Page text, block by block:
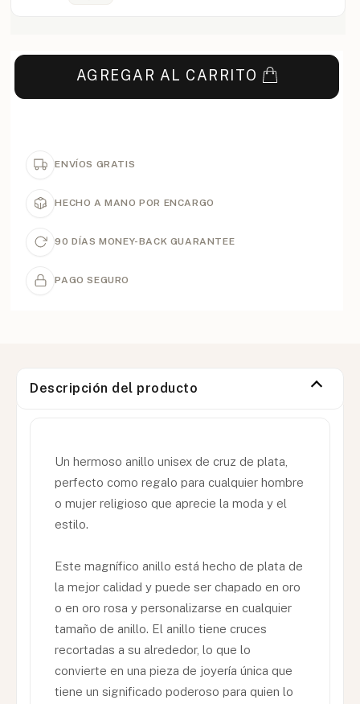
AGREGAR AL CARRITO
ENVÍOS GRATIS
HECHO A MANO POR ENCARGO
90 DÍAS MONEY-BACK GUARANTEE
PAGO SEGURO
Descripción del producto
Un hermoso anillo unisex de cruz de plata,
perfecto como regalo para cualquier hombre
o mujer religioso que aprecie la moda y el
estilo.
Este magnífico anillo está hecho de plata de
la mejor calidad y puede ser chapado en oro
o en oro rosa y personalizarse en cualquier
tamaño de anillo. El anillo tiene cruces
recortadas a su alrededor, lo que lo
convierte en una pieza de joyería única que
tiene un significado poderoso para quien lo